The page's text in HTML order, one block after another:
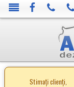
Stimați clienți,